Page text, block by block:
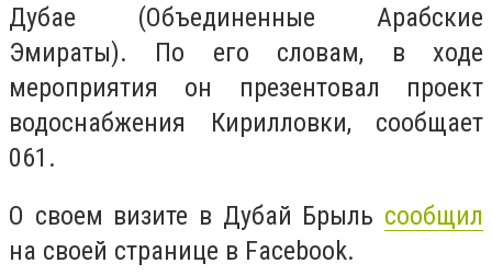
Дубае (Объединенные Арабские
Эмираты). По его словам, в ходе
мероприятия он презентовал проект
водоснабжения Кирилловки, сообщает
061.
О своем визите в Дубай Брыль сообщил
на своей странице в Facebook.